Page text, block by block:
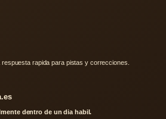
rapida para pistas y correcciones.
dentro de un dia habil.